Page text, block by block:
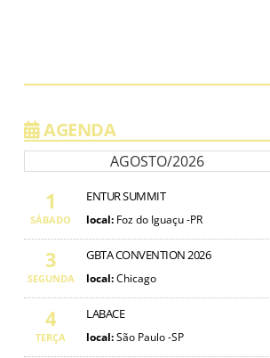
AGENDA
AGOSTO/2026
1
SÁBADO
ENTUR SUMMIT
local: Foz do Iguaçu -PR
3
SEGUNDA
GBTA CONVENTION 2026
local:Chicago
4
TERÇA
LABACE
local:São Paulo -SP